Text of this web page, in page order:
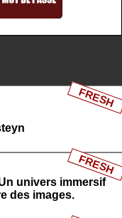
FRESH
univers immersif
des images.
FRESH